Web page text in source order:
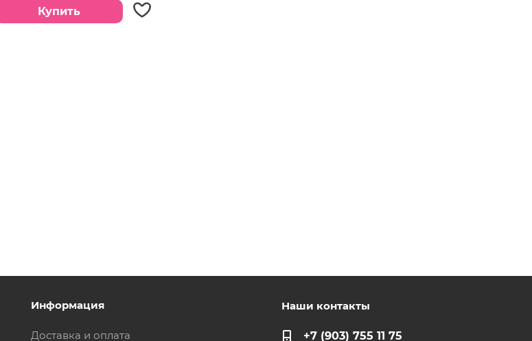
Купить
Информация
Доставка и оплата
Наши контакты
+7 (903) 755 11 75